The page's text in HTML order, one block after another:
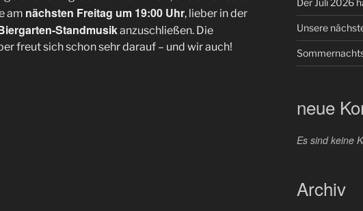
am nächsten Freitag um 19:00 Uhr, lieber in der
Standmusikanzuschließen. Die
freut sich schon sehr darauf – und wir auch!
Unsere
neue
Es sind keine
Archiv